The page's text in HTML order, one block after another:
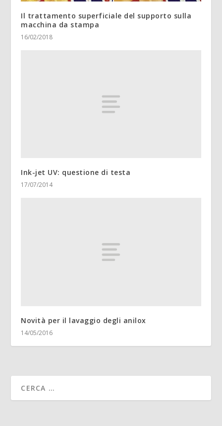
Il trattamento superficiale del supporto sulla
macchina da stampa
16/02/2018
Ink-jet UV: questione di testa
17/07/2014
Novità per il lavaggio degli anilox
14/05/2016